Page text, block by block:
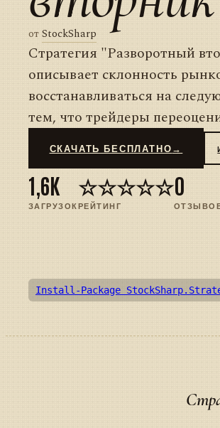
отStockSharp
Стратегия "Разворотный
описывает склонность
восстанавливаться на
тем, что трейдеры
СКАЧАТЬ БЕСПЛАТНО →
1,6K
ЗАГРУЗОК
☆☆☆☆☆
РЕЙТИНГ
0
Install-Package